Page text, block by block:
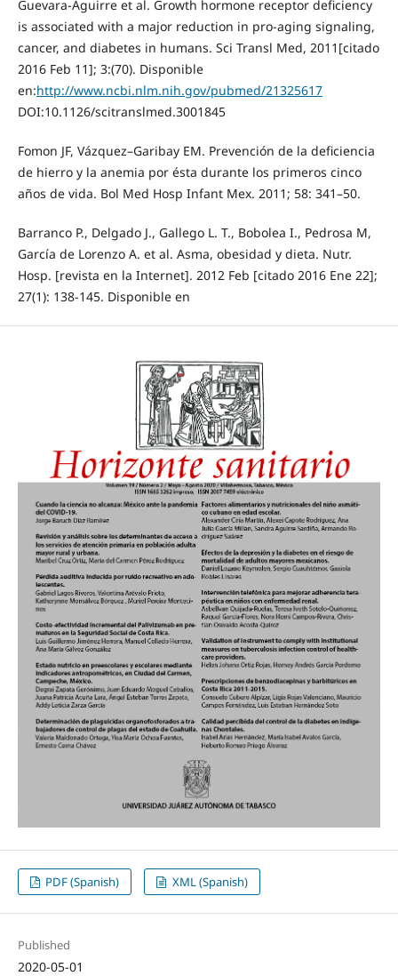
Guevara-Aguirre et al. Growth hormone receptor deﬁciency
is associated with a major reduction in pro-aging signaling,
cancer, and diabetes in humans. Sci Transl Med, 2011[citado
2016 Feb 11]; 3:(70). Disponible
en:http://www.ncbi.nlm.nih.gov/pubmed/21325617
DOI:10.1126/scitranslmed.3001845
Fomon JF, Vázquez–Garibay EM. Prevención de la deficiencia
de hierro y la anemia por ésta durante los primeros cinco
años de vida. Bol Med Hosp Infant Mex. 2011; 58: 341–50.
Barranco P., Delgado J., Gallego L. T., Bobolea I., Pedrosa M,
García de Lorenzo A. et al. Asma, obesidad y dieta. Nutr.
Hosp. [revista en la Internet]. 2012 Feb [citado 2016 Ene 22];
27(1): 138-145. Disponible en
PDF (Spanish) XML (Spanish)
Published
2020-05-01